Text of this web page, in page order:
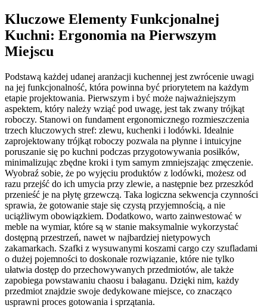
Kluczowe Elementy Funkcjonalnej
Kuchni: Ergonomia na Pierwszym
Miejscu
Podstawą każdej udanej aranżacji kuchennej jest zwrócenie uwagi
na jej funkcjonalność, która powinna być priorytetem na każdym
etapie projektowania. Pierwszym i być może najważniejszym
aspektem, który należy wziąć pod uwagę, jest tak zwany trójkąt
roboczy. Stanowi on fundament ergonomicznego rozmieszczenia
trzech kluczowych stref: zlewu, kuchenki i lodówki. Idealnie
zaprojektowany trójkąt roboczy pozwala na płynne i intuicyjne
poruszanie się po kuchni podczas przygotowywania posiłków,
minimalizując zbędne kroki i tym samym zmniejszając zmęczenie.
Wyobraź sobie, że po wyjęciu produktów z lodówki, możesz od
razu przejść do ich umycia przy zlewie, a następnie bez przeszkód
przenieść je na płytę grzewczą. Taka logiczna sekwencja czynności
sprawia, że gotowanie staje się czystą przyjemnością, a nie
uciążliwym obowiązkiem. Dodatkowo, warto zainwestować w
meble na wymiar, które są w stanie maksymalnie wykorzystać
dostępną przestrzeń, nawet w najbardziej nietypowych
zakamarkach. Szafki z wysuwanymi koszami cargo czy szufladami
o dużej pojemności to doskonałe rozwiązanie, które nie tylko
ułatwia dostęp do przechowywanych przedmiotów, ale także
zapobiega powstawaniu chaosu i bałaganu. Dzięki nim, każdy
przedmiot znajdzie swoje dedykowane miejsce, co znacząco
usprawni proces gotowania i sprzątania.